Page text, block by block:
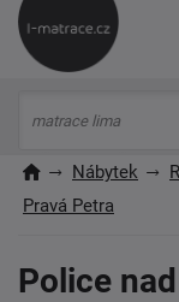
Nábytek
Pravá Petra
Police